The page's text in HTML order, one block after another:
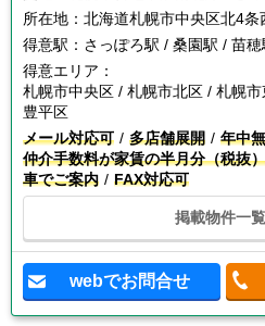
所在地： 北海道札幌市中央区北4条
得意駅： さっぽろ駅 / 桑園駅 / 苗
得意エリア：
札幌市中央区 / 札幌市北区 / 札幌
豊平区
メール対応可
多店舗展開 年中
仲介手数料が家賃の半月分（税抜
車でご案内
FAX対応可
掲載物件一
webでお問合せ